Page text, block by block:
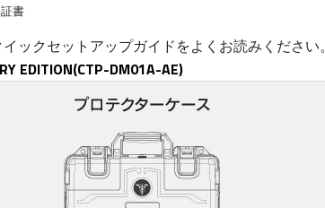
書
ックセットアップガイドをよくお読みください。
EDITION(CTP-DM01A-AE)